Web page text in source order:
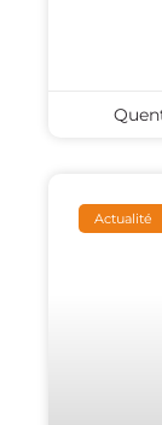
Actualité